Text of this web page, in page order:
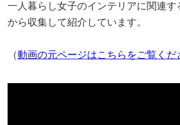
一人暮らし女子のインテリアに関連す
から収集して紹介しています。
（動画の元ページはこちらをご覧くだ